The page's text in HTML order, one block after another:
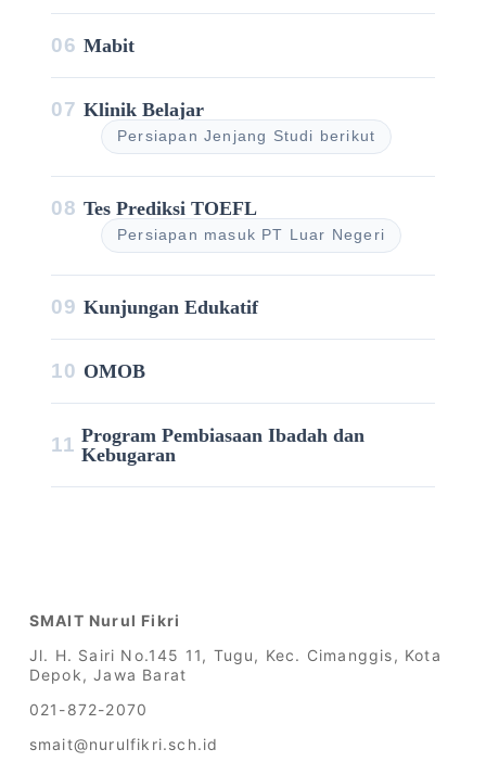
06 Mabit
07 Klinik Belajar
Persiapan Jenjang Studi berikut
08 Tes Prediksi TOEFL
Persiapan masuk PT Luar Negeri
09 Kunjungan Edukatif
10 OMOB
11 Program Pembiasaan Ibadah dan
Kebugaran
SMAIT Nurul Fikri
Jl. H. Sairi No.145 11, Tugu, Kec. Cimanggis, Kota
Depok, Jawa Barat
021-872-2070
smait@nurulfikri.sch.id